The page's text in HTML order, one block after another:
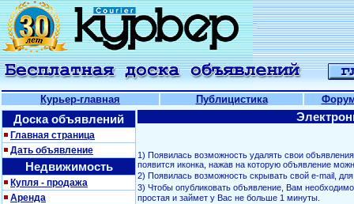
Курьер-главная Публицистика
Доска объявлений
Главная страница
Дать объявление
Недвижимость
Купля - продажа
Аренда
1) Появилась возможность удалять свои
появится иконка, нажав на которую объявление
2) Появилась возможность скрывать свой е-mail,
3) Чтобы опубликовать объявление, Вам
простая и займет у Вас не больше 1 минуты.